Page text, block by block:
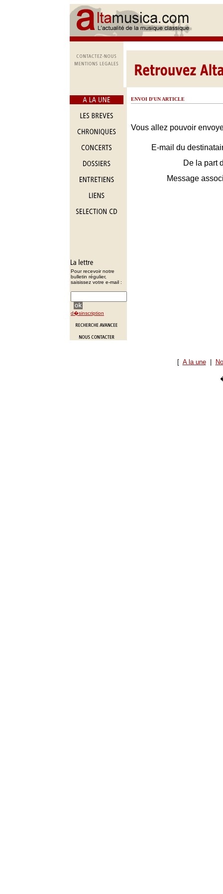
Pour recevoir notre
bulletin régulier,
saisissez votre e-mail :
d�sinscription
ENVOI D'UN ARTICLE
Vous allez pouvoir
E-mail du
De la part
Message
[ A la une|